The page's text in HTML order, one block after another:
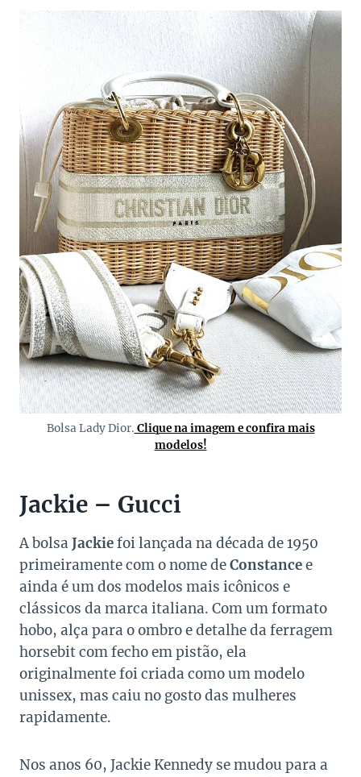
Bolsa Lady Dior. Clique na imagem e confira mais
modelos!
Jackie – Gucci
A bolsa Jackiefoi lançada na década de 1950
primeiramente com o nome deConstancee
ainda é um dos modelos mais icônicos e
clássicos da marca italiana. Com um formato
hobo, alça para o ombro e detalhe da ferragem
horsebit com fecho em pistão, ela
originalmente foi criada como um modelo
unissex, mas caiu no gosto das mulheres
rapidamente.
Nos anos 60, Jackie Kennedy se mudou para a